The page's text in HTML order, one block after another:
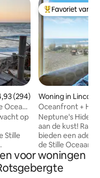
beoordeling van
(294)
Ocean
op
Stille
een
Topfavoriet van
Favoriet van
Woning in Lincoln
Oceanfront +
Idyllisch
Neptune's
aan de kust! Ramen van vloer tot plafond
bieden een
de Stille Oceaan
de warmte van
op. Met
ontspannen sfeer
voor woningen